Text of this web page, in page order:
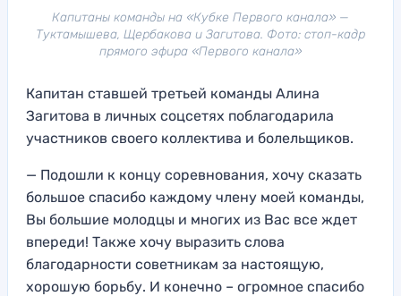
Капитаны команды на «Кубке Первого канала» —
Туктамышева, Щербакова и Загитова. Фото: стоп-кадр
прямого эфира «Первого канала»
Капитан ставшей третьей команды Алина
Загитова в личных соцсетях поблагодарила
участников своего коллектива и болельщиков.
— Подошли к концу соревнования, хочу сказать
большое спасибо каждому члену моей команды,
Вы большие молодцы и многих из Вас все ждет
впереди! Также хочу выразить слова
благодарности советникам за настоящую,
хорошую борьбу. И конечно – огромное спасибо